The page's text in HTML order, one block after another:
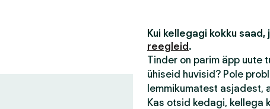
Kui kellegagi kokku
reegleid .
Tinder on parim äpp uute
ühiseid huvisid? Pole
lemmikumatest
Kas otsid kedagi, kellega